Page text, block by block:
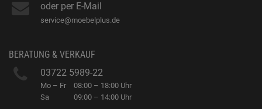
oder per E-Mail
service@moebelplus.de
BERATUNG & VERKAUF
03722 5989-22
Mo – Fr
Sa
08:00 – 18:00 Uhr
09:00 – 14:00 Uhr